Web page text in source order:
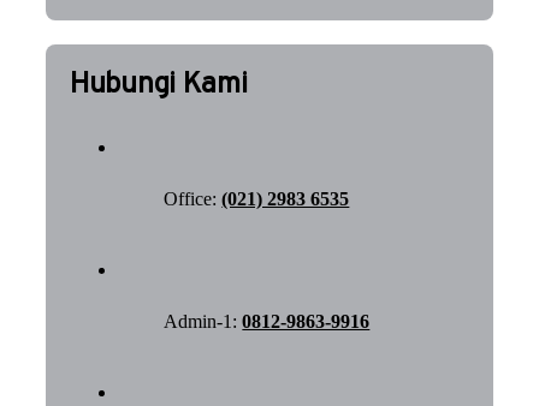
Hubungi Kami
Office:(021) 2983 6535
Admin-1:0812-9863-9916